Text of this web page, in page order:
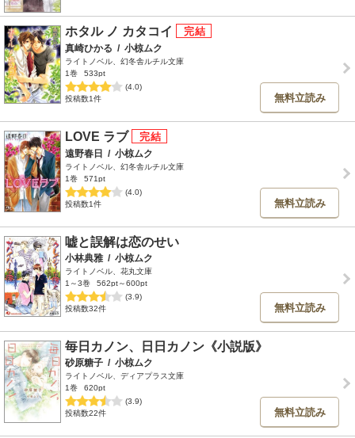
ホタル ノ カタコイ
真崎ひかる / 小椋ムク
ライトノベル、幻冬舎ルチル文庫
1巻
533pt
(4.0)
投稿数1件
無料立読み
LOVE ラブ
遠野春日 / 小椋ムク
ライトノベル、幻冬舎ルチル文庫
1巻
571pt
(4.0)
投稿数1件
無料立読み
嘘と誤解は恋のせい
小林典雅 / 小椋ムク
ライトノベル、花丸文庫
1～3巻
562pt～600pt
(3.9)
投稿数32件
無料立読み
毎日カノン、日日カノン《小説版》
砂原糖子 / 小椋ムク
ライトノベル、ディアプラス文庫
1巻
620pt
(3.9)
投稿数22件
無料立読み